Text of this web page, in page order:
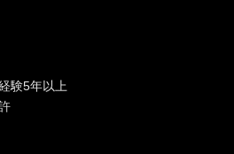
験5年以上